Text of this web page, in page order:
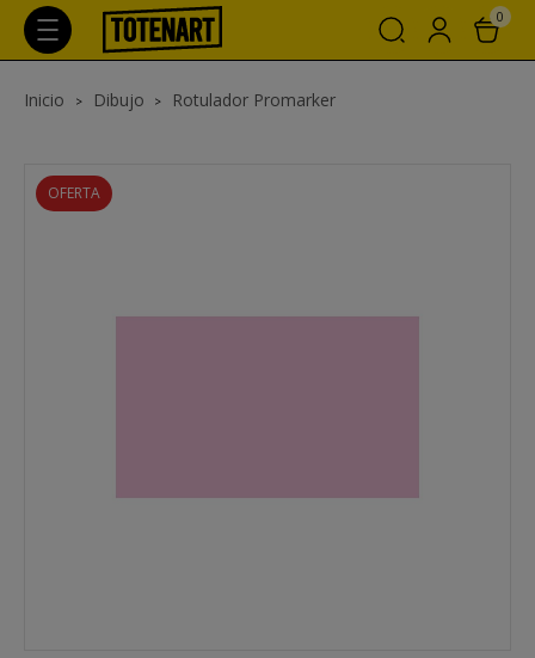
0
Inicio Dibujo Rotulador Promarker
OFERTA